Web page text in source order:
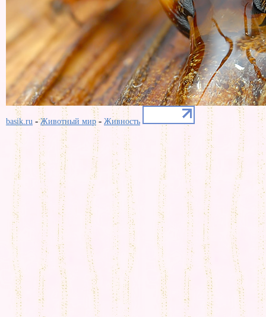
basik.ru -Животный мир- Живность